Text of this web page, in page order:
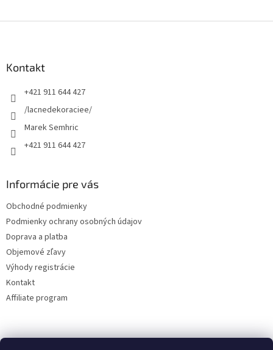
Kontakt
+421 911 644 427
/lacnedekoraciee/
Marek Semhric
+421 911 644 427
Informácie pre vás
Obchodné podmienky
Podmienky ochrany osobných údajov
Doprava a platba
Objemové zľavy
Výhody registrácie
Kontakt
Affiliate program